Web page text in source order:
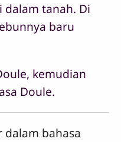
dalam tanah. Di
baru
kemudian
Doule.
bahasa